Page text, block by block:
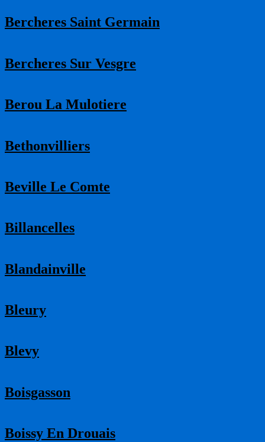
Bercheres Saint Germain
Bercheres Sur Vesgre
Berou La Mulotiere
Bethonvilliers
Beville Le Comte
Billancelles
Blandainville
Bleury
Blevy
Boisgasson
Boissy En Drouais